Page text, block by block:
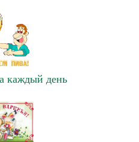
каждый день